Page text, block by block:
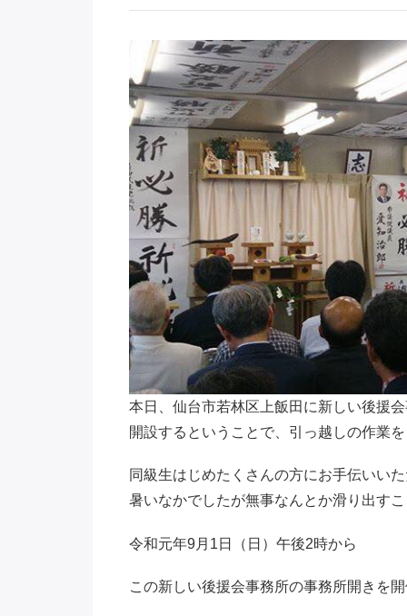
本日、仙台市若林区上飯田に新しい後援
開設するということで、引っ越しの作業を
同級生はじめたくさんの方にお手伝いいた
暑いなかでしたが無事なんとか滑り出すこ
令和元年9月1日（日）午後2時から
この新しい後援会事務所の事務所開きを開